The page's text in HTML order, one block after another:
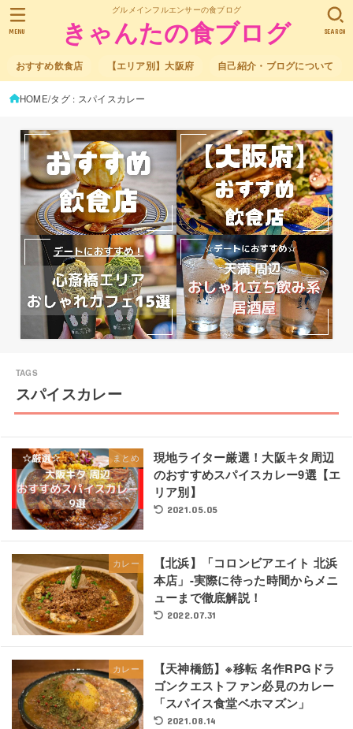
グルメインフルエンサーの食ブログ
きゃんたの食ブログ
おすすめ飲食店 【エリア別】大阪府 自己紹介・ブログについて
SEARCH
MENU
HOME タグ : スパイスカレー
スパイスカレー
まとめ
現地ライター厳選！大阪キタ周辺
のおすすめスパイスカレー9選【エ
リア別】
2021.05.05
カレー
【北浜】「コロンビアエイト 北浜
本店」-実際に待った時間からメニ
ューまで徹底解説！
2022.07.31
カレー
【天神橋筋】※移転 名作RPGドラ
ゴンクエストファン必見のカレー
「スパイス食堂ベホマズン」
2021.08.14